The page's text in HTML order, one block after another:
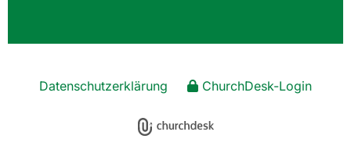
Datenschutzerklärung ChurchDesk-Login